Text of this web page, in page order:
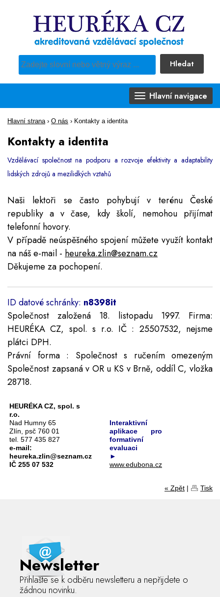
Hledat
Pro vyhledávání obsahu webu použijte předdefinovaný výběr
Hlavní navigace
Hlavní strana › O nás › Kontakty a identita
Kontakty a identita
Vzdělávací společnost na podporu a rozvoje efektivity a adaptability
lidských zdrojů a mezilidkých vztahů
Naši lektoři se často pohybují v terénu České
republiky a v čase, kdy školí, nemohou přijímat
telefonní hovory.
V případě neúspěšného spojení můžete využít kontakt
na náš e-mail - heureka.zlin@seznam.cz
Děkujeme za pochopení.
ID datové schránky: n8398it
Společnost založená 18. listopadu 1997. Firma:
HEURÉKA CZ, spol. s r.o. IČ : 25507532, nejsme
plátci DPH.
Právní forma : Společnost s ručením omezeným
Společnost zapsaná v OR u KS v Brně, oddíl C, vložka
28718.
HEURÉKA CZ, spol. s
r.o.
Nad Humny 65
Zlín, psč 760 01
tel. 577 435 827
e-mail:
heureka.zlin@seznam.cz
IČ 255 07 532
Interaktivní
aplikace pro
formativní
evaluaci
►
www.edubona.cz
« Zpět | Tisk
Newsletter
Přihlašte se k odběru newsletteru a nepřijdete o
žádnou novinku.